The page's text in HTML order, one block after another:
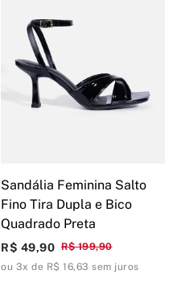
Sandália Feminina Salto
Fino Tira Dupla e Bico
Quadrado Preta
R$ 199,90
R$ 49,90
ou 3x de R$ 16,63 sem juros